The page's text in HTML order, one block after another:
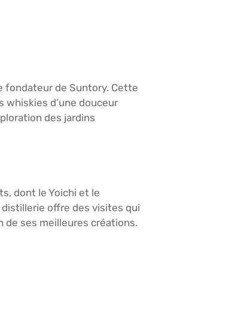
fondateur de Suntory. Cette
whiskies d’une douceur
des jardins
dont le Yoichi et le
distillerie offre des visites qui
ses meilleures créations.